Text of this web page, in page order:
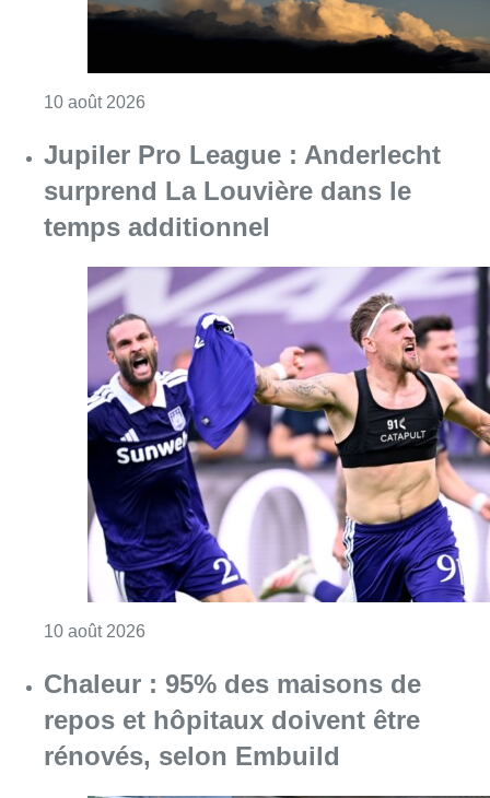
10 août 2026
Jupiler Pro League : Anderlecht
surprend La Louvière dans le
temps additionnel
10 août 2026
Chaleur : 95% des maisons de
repos et hôpitaux doivent être
rénovés, selon Embuild